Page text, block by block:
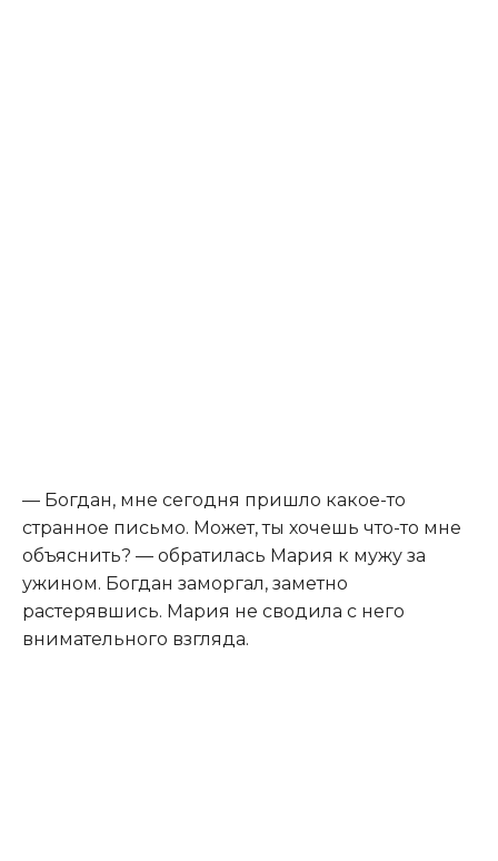
— Богдан, мне сегодня пришло какое-то
странное письмо. Может, ты хочешь что-то мне
объяснить? — обратилась Мария к мужу за
ужином. Богдан заморгал, заметно
растерявшись. Мария не сводила с него
внимательного взгляда.